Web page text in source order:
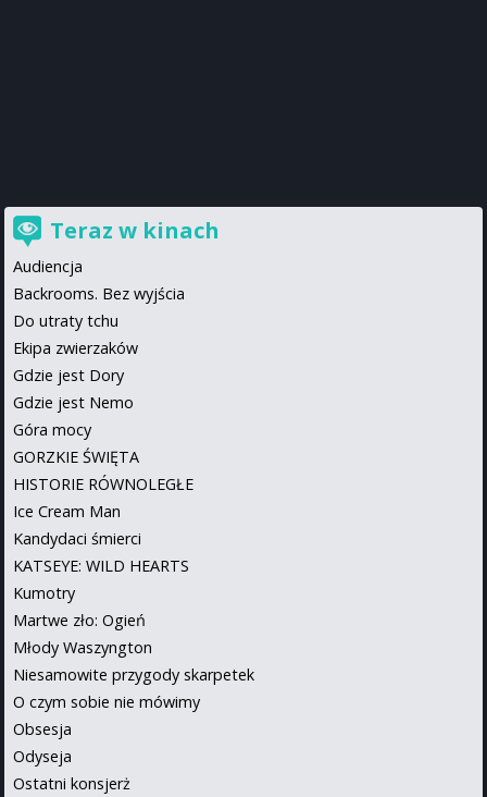
Teraz w kinach
Audiencja
Backrooms. Bez wyjścia
Do utraty tchu
Ekipa zwierzaków
Gdzie jest Dory
Gdzie jest Nemo
Góra mocy
GORZKIE ŚWIĘTA
HISTORIE RÓWNOLEGŁE
Ice Cream Man
Kandydaci śmierci
KATSEYE: WILD HEARTS
Kumotry
Martwe zło: Ogień
Młody Waszyngton
Niesamowite przygody skarpetek
O czym sobie nie mówimy
Obsesja
Odyseja
Ostatni konsjerż